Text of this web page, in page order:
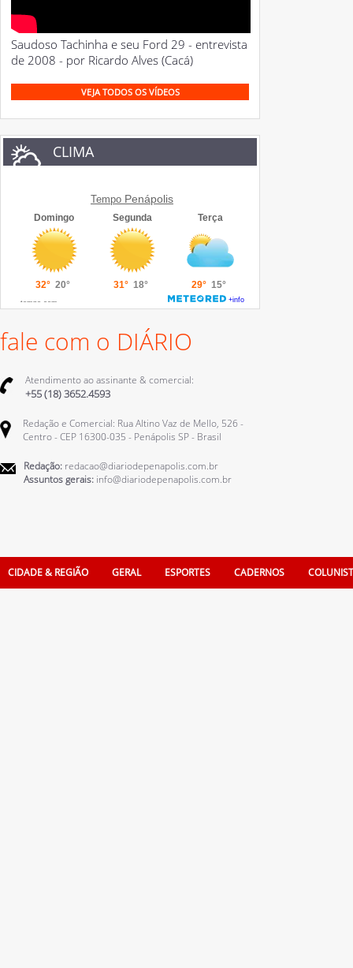
Saudoso Tachinha e seu Ford 29 - entrevista
de 2008 - por Ricardo Alves (Cacá)
VEJA TODOS OS VÍDEOS
CLIMA
Tempo Penápolis
fale com o DIÁRIO
Atendimento ao assinante & comercial:
+55 (18) 3652.4593
Redação e Comercial: Rua Altino Vaz de Mello, 526 -
Centro - CEP 16300-035 - Penápolis SP - Brasil
Redação: redacao@diariodepenapolis.com.br
Assuntos gerais: info@diariodepenapolis.com.br
CIDADE & REGIÃO GERAL ESPORTES CADERNOS